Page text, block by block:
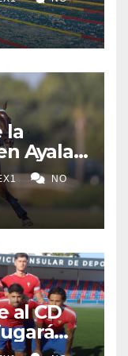
las
la
Ayala
victoria
NO
al CD
Ginés’